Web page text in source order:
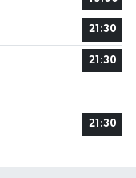
21:30
21:30
21:30